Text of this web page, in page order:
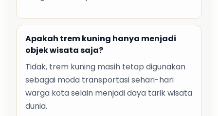
Apakah trem kuning hanya menjadi
objek wisata saja?
Tidak, trem kuning masih tetap digunakan
sebagai moda transportasi sehari-hari
warga kota selain menjadi daya tarik wisata
dunia.